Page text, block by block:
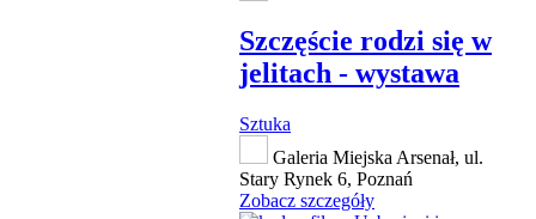
Szczęście rodzi się w
jelitach - wystawa
Sztuka
Galeria Miejska Arsenał, ul.
Stary Rynek 6, Poznań
Zobacz szczegóły